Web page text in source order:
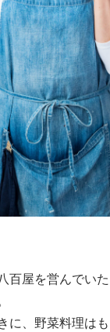
百屋を営んでい
に、野菜料理は